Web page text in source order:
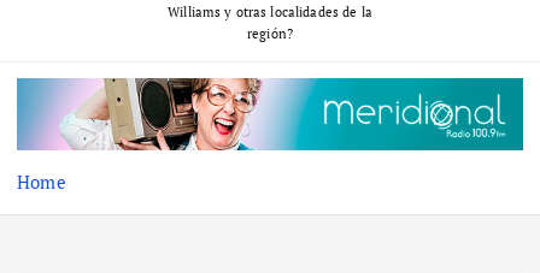
Williams y otras localidades de la
región?
Home